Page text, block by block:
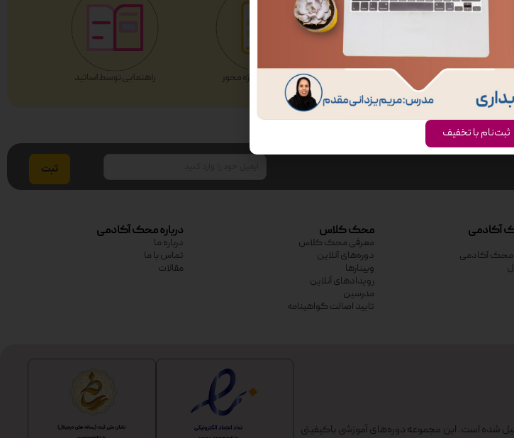
آکادمی
آکادمی
محک کلاس
معرفی محک کلاس
دوره‌های آنلاین
وبینارها
رویدادهای آنلاین
مدرسین
تایید اصالت گواهینامه
درباره محک آکادمی
درباره ما
تماس با ما
مقالات
شده است. این مجموعه دوره‌های آموزشی باکیفیتی
ثبت‌نام با تخفیف